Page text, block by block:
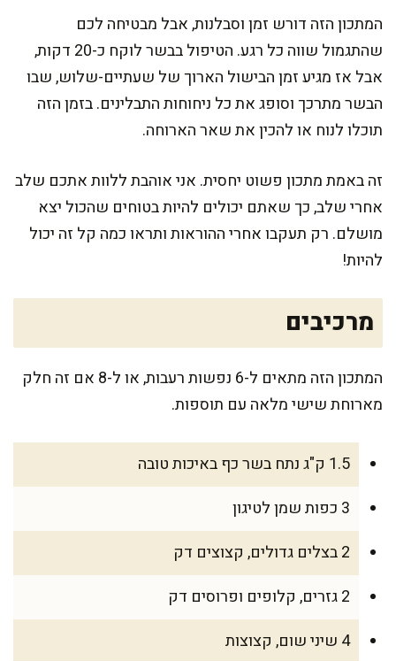
המתכון הזה דורש זמן וסבלנות, אבל מבטיחה לכם
שהתגמול שווה כל רגע. הטיפול בבשר לוקח כ-20 דקות,
אבל אז מגיע זמן הבישול הארוך של שעתיים-שלוש, שבו
הבשר מתרכך וסופג את כל ניחוחות התבלינים. בזמן הזה
תוכלו לנוח או להכין את שאר הארוחה.
זה באמת מתכון פשוט יחסית. אני אוהבת ללוות אתכם שלב
אחרי שלב, כך שאתם יכולים להיות בטוחים שהכול יצא
מושלם. רק תעקבו אחרי ההוראות ותראו כמה קל זה יכול
להיות!
מרכיבים
המתכון הזה מתאים ל-6 נפשות רעבות, או ל-8 אם זה חלק
מארוחת שישי מלאה עם תוספות.
1.5 ק"ג נתח בשר כף באיכות טובה
3 כפות שמן לטיגון
2 בצלים גדולים, קצוצים דק
2 גזרים, קלופים ופרוסים דק
4 שיני שום, קצוצות